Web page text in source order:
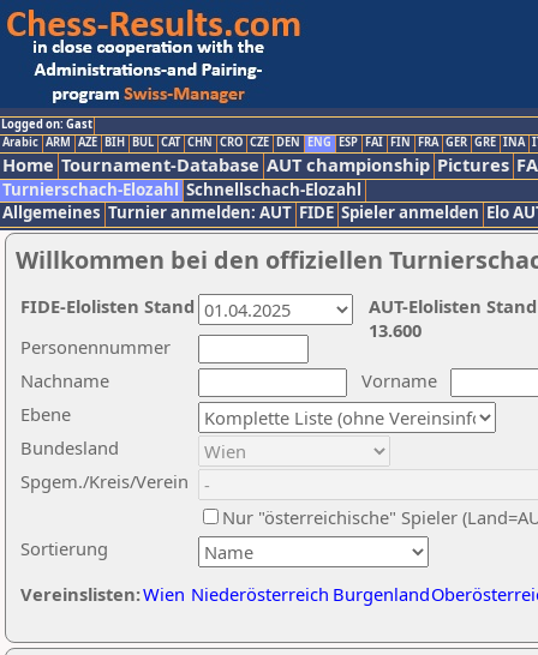
Logged on: Gast
Arabic ARM AZE BIH BUL CAT CHN CRO CZE DEN ENG ESP FAI FIN FRA GER GRE INA
Home Tournament-Database AUT championship Pictures
Turnierschach-Elozahl Schnellschach-Elozahl
Allgemeines Turnier anmelden: AUT FIDE Spieler anmelden Elo
Willkommen bei den offiziellen
Nachname
Vorname
Ebene
Sortierung
Personennummer
Bundesland
Spgem./Kreis/Verein
Nur "österreichische" Spieler
Vereinslisten:Wien Niederösterreich Burgenland
AUT-Elolisten
13.600
FIDE-Elolisten Stand